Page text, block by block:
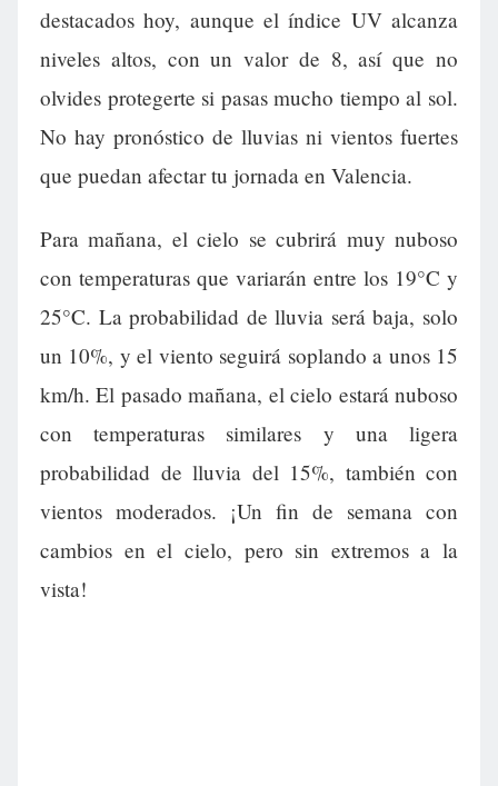
destacados hoy, aunque el índice UV alcanza
niveles altos, con un valor de 8, así que no
olvides protegerte si pasas mucho tiempo al sol.
No hay pronóstico de lluvias ni vientos fuertes
que puedan afectar tu jornada en Valencia.
Para mañana, el cielo se cubrirá muy nuboso
con temperaturas que variarán entre los 19°C y
25°C. La probabilidad de lluvia será baja, solo
un 10%, y el viento seguirá soplando a unos 15
km/h. El pasado mañana, el cielo estará nuboso
con temperaturas similares y una ligera
probabilidad de lluvia del 15%, también con
vientos moderados. ¡Un fin de semana con
cambios en el cielo, pero sin extremos a la
vista!